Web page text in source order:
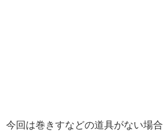
今回は巻きすなどの道具がない場合